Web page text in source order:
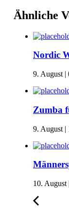
Ähnliche
Nordic
9. August |
Zumba
9. August |
10. August